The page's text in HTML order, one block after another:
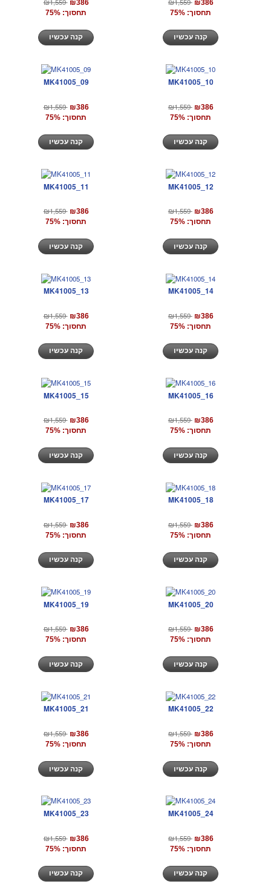
₪386
תחסוך: 75%
₪386
תחסוך: 75%
MK41005_09
₪1,559 ₪386
תחסוך: 75%
MK41005_10
₪1,559 ₪386
תחסוך: 75%
MK41005_11
₪1,559 ₪386
תחסוך: 75%
MK41005_12
₪1,559 ₪386
תחסוך: 75%
MK41005_13
₪1,559 ₪386
תחסוך: 75%
MK41005_14
₪1,559 ₪386
תחסוך: 75%
MK41005_15
₪1,559 ₪386
תחסוך: 75%
MK41005_16
₪1,559 ₪386
תחסוך: 75%
MK41005_17
₪1,559 ₪386
תחסוך: 75%
MK41005_18
₪1,559 ₪386
תחסוך: 75%
MK41005_19
₪1,559 ₪386
תחסוך: 75%
MK41005_20
₪1,559 ₪386
תחסוך: 75%
MK41005_21
₪1,559 ₪386
תחסוך: 75%
MK41005_22
₪1,559 ₪386
תחסוך: 75%
MK41005_23
₪1,559 ₪386
תחסוך: 75%
MK41005_24
₪1,559 ₪386
תחסוך: 75%